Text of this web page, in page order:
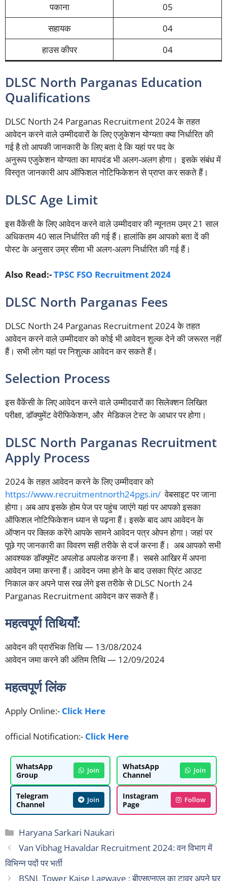
पकाना
05
सहायक
04
हाउस कीपर
04
DLSC North Parganas Education
Qualifications
DLSC North 24 Parganas Recruitment 2024 के तहत
आवेदन करने वाले उम्मीदवारों के लिए एजुकेशन योग्यता क्या निर्धारित की
गई है तो आपकी जानकारी के लिए बता दे कि यहां पर पद के
अनुरूप एजुकेशन योग्यता का मापदंड भी अलग-अलग होगा। इसके संबंध में
विस्तृत जानकारी आप ऑफिशल नोटिफिकेशन से प्राप्त कर सकते हैं।
DLSC Age Limit
इस वैकेंसी के लिए आवेदन करने वाले उम्मीदवार की न्यूनतम उम्र 21 साल
अधिकतम 40 साल निर्धारित की गई हैं। हालांकि हम आपको बता दें की
पोस्ट के अनुसार उम्र सीमा भी अलग-अलग निर्धारित की गई हैं।
Also Read:-TPSC FSO Recruitment 2024
DLSC North Parganas Fees
DLSC North 24 Parganas Recruitment 2024 के तहत
आवेदन करने वाले उम्मीदवार को कोई भी आवेदन शुल्क देने की जरूरत नहीं
हैं। सभी लोग यहां पर निशुल्क आवेदन कर सकते हैं।
Selection Process
इस वैकेंसी के लिए आवेदन करने वाले उम्मीदवारों का सिलेक्शन लिखित
परीक्षा, डॉक्युमेंट वेरीफिकेशन, और मेडिकल टेस्ट के आधार पर होगा।
DLSC North Parganas Recruitment
Apply Process
2024 के तहत आवेदन करने के लिए उम्मीदवार को
https://www.recruitmentnorth24pgs.in/ वेबसाइट पर जाना
होगा। अब आप इसके होम पेज पर पहुंच जाएंगे यहां पर आपको इसका
ऑफिशल नोटिफिकेशन ध्यान से पढ़ना हैं। इसके बाद आप आवेदन के
ऑप्शन पर क्लिक करेंगे आपके सामने आवेदन पत्र ओपन होगा। जहां पर
पूछे गए जानकारी का विवरण सही तरीके से दर्ज करना हैं। अब आपको सभी
आवश्यक डॉक्यूमेंट अपलोड अपलोड करना हैं। सबसे आखिर में अपना
आवेदन जमा करना हैं। आवेदन जमा होने के बाद उसका प्रिंट आउट
निकाल कर अपने पास रख लेंगे इस तरीके से DLSC North 24
Parganas Recruitment आवेदन कर सकते हैं।
महत्वपूर्ण तिथियाँ:
आवेदन की प्रारंभिक तिथि — 13/08/2024
आवेदन जमा करने की अंतिम तिथि — 12/09/2024
महत्वपूर्ण लिंक
Apply Online:- Click Here
official Notification:- Click Here
WhatsApp
Group
Join
WhatsApp
Channel
Join
Telegram
Channel
Join
Instagram
Page
Follow
Categories
Haryana Sarkari Naukari
Van Vibhag Havaldar Recruitment 2024: वन विभाग में
विभिन्न पदों पर भर्ती
BSNL Tower Kaise Lagwaye : बीएसएनएल का टावर अपने घर